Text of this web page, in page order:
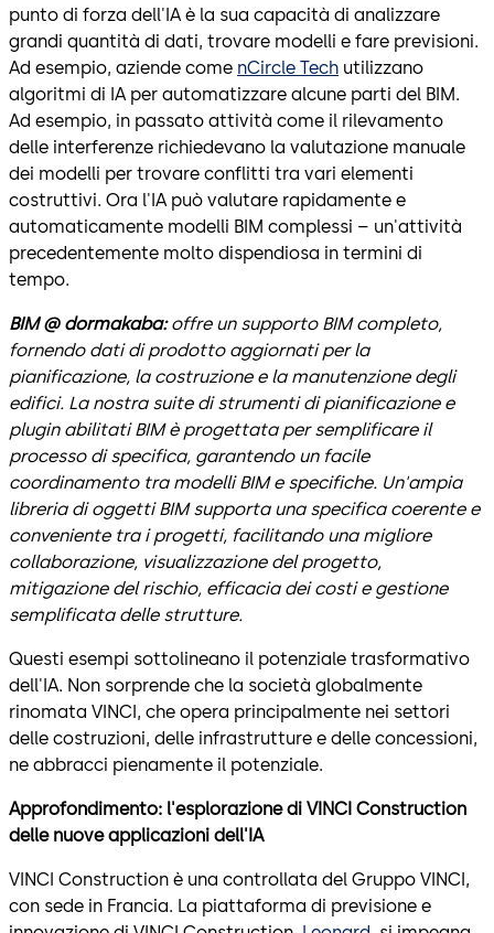
punto di forza dell'IA è la sua capacità di analizzare
grandi quantità di dati, trovare modelli e fare previsioni.
Ad esempio, aziende come nCircle Tech utilizzano
algoritmi di IA per automatizzare alcune parti del BIM.
Ad esempio, in passato attività come il rilevamento
delle interferenze richiedevano la valutazione manuale
dei modelli per trovare conflitti tra vari elementi
costruttivi. Ora l'IA può valutare rapidamente e
automaticamente modelli BIM complessi – un'attività
precedentemente molto dispendiosa in termini di
tempo.
BIM @ dormakaba: offre un supporto BIM completo,
fornendo dati di prodotto aggiornati per la
pianificazione, la costruzione e la manutenzione degli
edifici. La nostra suite di strumenti di pianificazione e
plugin abilitati BIM è progettata per semplificare il
processo di specifica, garantendo un facile
coordinamento tra modelli BIM e specifiche. Un'ampia
libreria di oggetti BIM supporta una specifica coerente e
conveniente tra i progetti, facilitando una migliore
collaborazione, visualizzazione del progetto,
mitigazione del rischio, efficacia dei costi e gestione
semplificata delle strutture.
Questi esempi sottolineano il potenziale trasformativo
dell'IA. Non sorprende che la società globalmente
rinomata VINCI, che opera principalmente nei settori
delle costruzioni, delle infrastrutture e delle concessioni,
ne abbracci pienamente il potenziale.
Approfondimento: l'esplorazione di VINCI Construction
delle nuove applicazioni dell'IA
VINCI Construction è una controllata del Gruppo VINCI,
con sede in Francia. La piattaforma di previsione e